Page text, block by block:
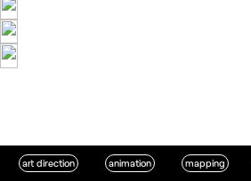
art direction animation mapping